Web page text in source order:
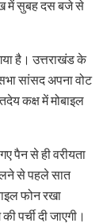
में सुबह दस बजे से
है। उत्तराखंड के
सांसद अपना वोट
कक्ष में मोबाइल
पैन से ही वरीयता
से पहले सात
फोन रखा
पर्ची दी जाएगी।